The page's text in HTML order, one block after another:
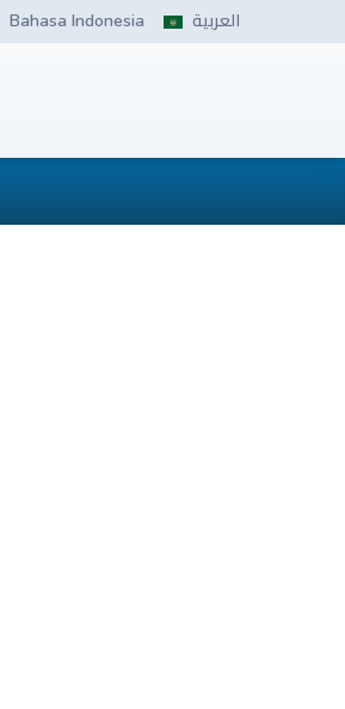
Bahasa Indonesia العربية